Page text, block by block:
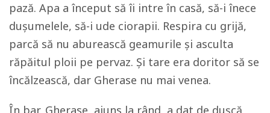
pază. Apa a început să îi intre în casă, să-i înece
dușumelele, să-i ude ciorapii. Respira cu grijă,
parcă să nu aburească geamurile și asculta
răpăitul ploii pe pervaz. Și tare era doritor să se
încălzească, dar Gherase nu mai venea.
În bar, Gherase, ajuns la rând, a dat de dușcă